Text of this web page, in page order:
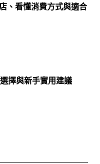
、看懂消費方式與適合
擇與新手實用建議